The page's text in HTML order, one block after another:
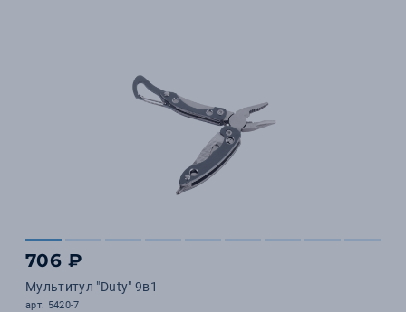
706 ₽
Мультитул "Duty" 9в1
арт. 5420-7